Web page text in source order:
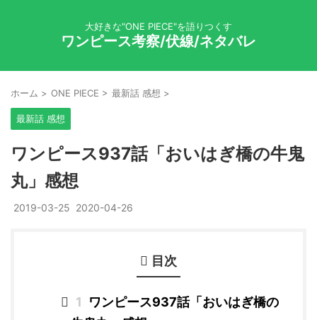
大好きな"ONE PIECE"を語りつくす
ワンピース考察/伏線/ネタバレ
ホーム > ONE PIECE > 最新話 感想 >
最新話 感想
ワンピース937話「おいはぎ橋の牛鬼
丸」感想
2019-03-25 2020-04-26
目次
1
ワンピース937話「おいはぎ橋の